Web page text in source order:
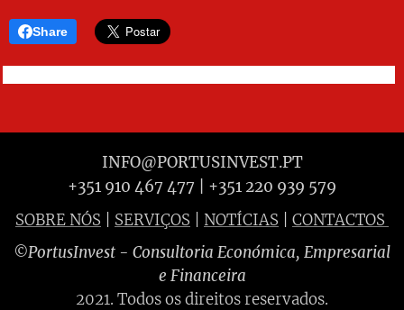
Share
INFO@PORTUSINVEST.PT
+351 910 467 477 | +351 220 939 579
SOBRE NÓS
SERVIÇOS NOTÍCIAS CONTACTOS
©PortusInvest - Consultoria Económica, Empresarial
e Financeira
2021. Todos os direitos reservados.